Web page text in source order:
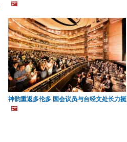
🖼️
神韵重返多伦多 国会议员与台经文处长力挺
🖼️